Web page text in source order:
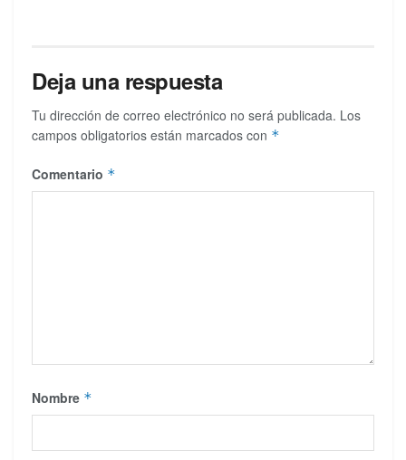
Deja una respuesta
Tu dirección de correo electrónico no será publicada. Los
campos obligatorios están marcados con *
Comentario *
Nombre *